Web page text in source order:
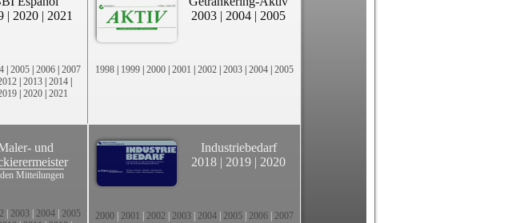
| 2020 | 2021
| 2005 | 2006 | 2007
| 2013 | 2014 |
| 2020 | 2021
2003 | 2004 | 2005
1998 | 1999 | 2000 | 2001 | 2002 | 2003 | 2004 | 2005
und
Mitteilungen
2003 2004 2005
Industriebedarf
2018 | 2019 | 2020
2000 2001 2002 2003 2004 2005 2006 2007